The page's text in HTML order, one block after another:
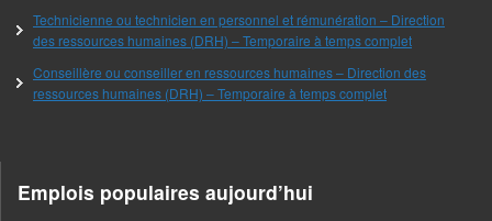
Technicienne ou technicien en personnel et rémunération – Direction
des ressources humaines (DRH) – Temporaire à temps complet
Conseillère ou conseiller en ressources humaines – Direction des
ressources humaines (DRH) – Temporaire à temps complet
Emplois populaires aujourd’hui